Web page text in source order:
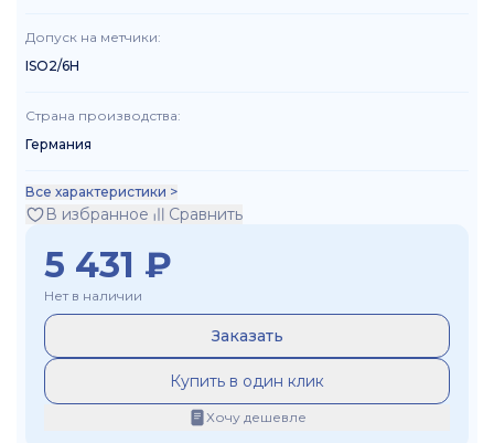
Допуск на метчики:
ISO2/6H
Страна производства:
Германия
Все характеристики >
В избранное Сравнить
5 431 ₽
Нет в наличии
Заказать
Купить в один клик
Хочу дешевле